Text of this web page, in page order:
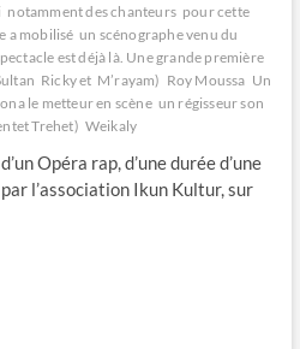
notamment des chanteurs pour cette
mobilisé un scénographe venu du
est déjà là. Une grande première
Ricky et M’rayam) Roy Moussa Un
le metteur en scène un régisseur son
Trehet) Weikaly
Opéra rap, d’une durée d’une
l’association Ikun Kultur, sur